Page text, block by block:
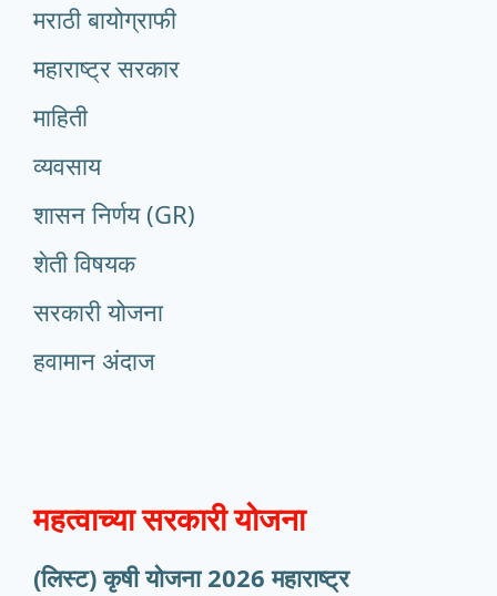
मराठी बायोग्राफी
महाराष्ट्र सरकार
माहिती
व्यवसाय
शासन निर्णय (GR)
शेती विषयक
सरकारी योजना
हवामान अंदाज
महत्वाच्या सरकारी योजना
(लिस्ट) कृषी योजना 2026 महाराष्ट्र